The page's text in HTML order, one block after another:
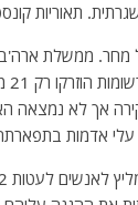
תאוריות
אך לא נמצאה
אדמות